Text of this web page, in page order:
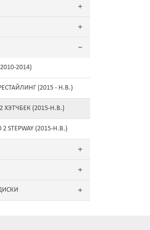
2014)
РЕСТАЙЛИНГ (2015 - Н.В.)
2 ХЭТЧБЕК (2015-Н.В.)
2 STEPWAY (2015-Н.В.)